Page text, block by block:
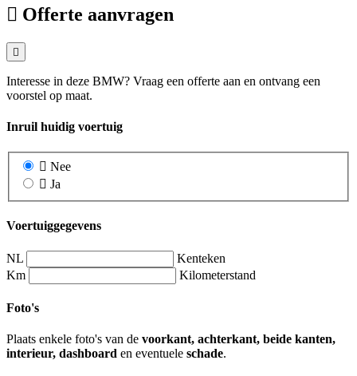
Offerte aanvragen
Interesse in deze BMW? Vraag een offerte aan en ontvang een
voorstel op maat.
Inruil huidig voertuig
Nee
Ja
Voertuiggegevens
NL
Kenteken
Km
Kilometerstand
Foto's
Plaats enkele foto's van de voorkant, achterkant, beide kanten,
interieur, dashboard en eventuele schade.